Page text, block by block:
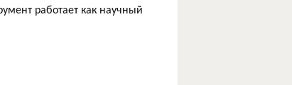
работает как научный